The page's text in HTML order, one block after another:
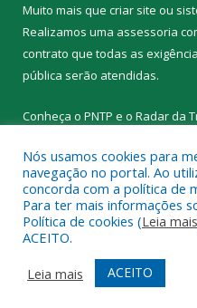
Muito mais que criar site ou
Realizamos uma assessoria
contrato que todas as
pública serão atendidas.
Conheça o PNTP e o Radar da
Todos os direitos
Cruz
Mapa do Site
Acessar Área
Acessar Webmail
Nós usamos cookies para
navegação no portal. Ao
concorda com a política de
Para ter mais informações
Política de cookies (Leia mais
ACEITO.
Leia mais
ACEITO